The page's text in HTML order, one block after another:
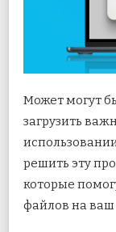
Можетмогут
загрузить
решить эту
которые
файлов на ваш